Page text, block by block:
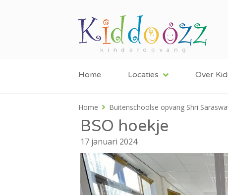
Home Locaties Over
Home Buitenschoolse opvang Shri
BSO hoekje
17 januari 2024